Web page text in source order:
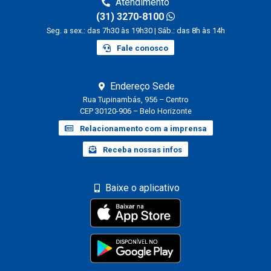
(31) 3270-8100
Seg. a sex.: das 7h30 às 19h30 | Sáb.: das 8h às 14h
Fale conosco
Endereço Sede
Rua Tupinambás, 956 – Centro
CEP 30120-906 – Belo Horizonte
Relacionamento com a imprensa
Receba nossas infos
Baixe o aplicativo